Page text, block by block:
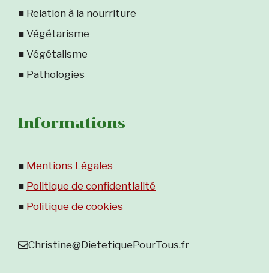
■ Relation à la nourriture
■ Végétarisme
■ Végétalisme
■ Pathologies
Informations
■ Mentions Légales
■ Politique de confidentialité
■ Politique de cookies
Christine@DietetiquePourTous.fr